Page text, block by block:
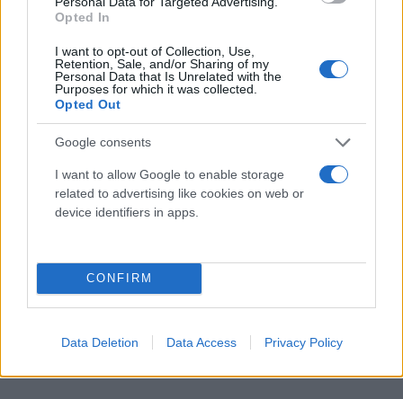
Opted In
I want to opt-out of Collection, Use,
Retention, Sale, and/or Sharing of my
Personal Data that Is Unrelated with the
Purposes for which it was collected.
Opted Out
Google consents
I want to allow Google to enable storage
related to advertising like cookies on web or
device identifiers in apps.
CONFIRM
Data Deletion Data Access Privacy Policy
Σε συνέντευξή της στην Corriere della Sera τον
Νοέμβριο του 2019, είχε προσθέσει: «Ήταν ένα
τεράστιο πλήγμα. Πολύ δύσκολο. Ο θυμός ήρθε,
αλλά πρώτα έπρεπε να καταλάβω αν αυτό που
άκουγα ήταν πραγματικότητα. Είχα δύο παιδιά που
εξαρτιόνταν από εμένα. Δεν είμαι εκδικητικός
άνθρωπος. Έκλαιγα, αλλά ποτέ μπροστά στα
αγόρια».